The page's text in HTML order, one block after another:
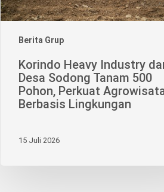
Berita Grup
Pohon,
Perkuat
Agrowisata
Lingkungan
Korindo Heavy Industry
Desa Sodong Tanam 500
Pohon, Perkuat
Berbasis Lingkungan
15 Juli 2026